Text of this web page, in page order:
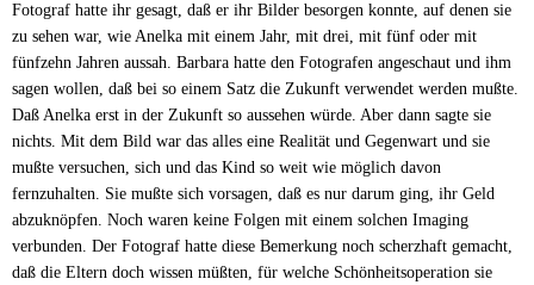
Fotograf hatte ihr gesagt, daß er ihr Bilder besorgen konnte, auf denen sie
zu sehen war, wie Anelka mit einem Jahr, mit drei, mit fünf oder mit
fünfzehn Jahren aussah. Barbara hatte den Fotografen angeschaut und ihm
sagen wollen, daß bei so einem Satz die Zukunft verwendet werden mußte.
Daß Anelka erst in der Zukunft so aussehen würde. Aber dann sagte sie
nichts. Mit dem Bild war das alles eine Realität und Gegenwart und sie
mußte versuchen, sich und das Kind so weit wie möglich davon
fernzuhalten. Sie mußte sich vorsagen, daß es nur darum ging, ihr Geld
abzuknöpfen. Noch waren keine Folgen mit einem solchen Imaging
verbunden. Der Fotograf hatte diese Bemerkung noch scherzhaft gemacht,
daß die Eltern doch wissen müßten, für welche Schönheitsoperation sie